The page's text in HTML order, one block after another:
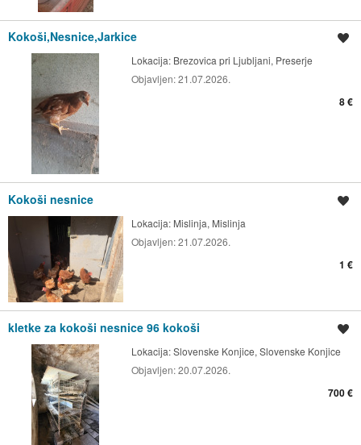
Kokoši,Nesnice,Jarkice
Lokacija: Brezovica pri Ljubljani, Preserje
Objavljen:21.07.2026.
8 €
Kokoši nesnice
Lokacija: Mislinja, Mislinja
Objavljen:21.07.2026.
1 €
kletke za kokoši nesnice 96 kokoši
Lokacija:Slovenske Konjice, Slovenske Konjice
Objavljen:20.07.2026.
700 €